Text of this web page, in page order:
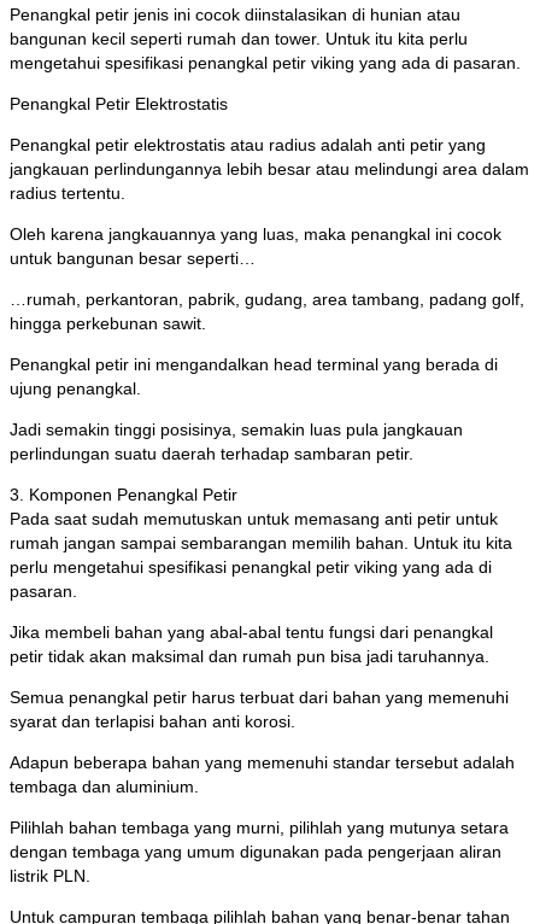
Penangkal petir jenis ini cocok diinstalasikan di hunian atau
bangunan kecil seperti rumah dan tower. Untuk itu kita perlu
mengetahui spesifikasi penangkal petir viking yang ada di pasaran.
Penangkal Petir Elektrostatis
Penangkal petir elektrostatis atau radius adalah anti petir yang
jangkauan perlindungannya lebih besar atau melindungi area dalam
radius tertentu.
Oleh karena jangkauannya yang luas, maka penangkal ini cocok
untuk bangunan besar seperti…
…rumah, perkantoran, pabrik, gudang, area tambang, padang golf,
hingga perkebunan sawit.
Penangkal petir ini mengandalkan head terminal yang berada di
ujung penangkal.
Jadi semakin tinggi posisinya, semakin luas pula jangkauan
perlindungan suatu daerah terhadap sambaran petir.
3. Komponen Penangkal Petir
Pada saat sudah memutuskan untuk memasang anti petir untuk
rumah jangan sampai sembarangan memilih bahan. Untuk itu kita
perlu mengetahui spesifikasi penangkal petir viking yang ada di
pasaran.
Jika membeli bahan yang abal-abal tentu fungsi dari penangkal
petir tidak akan maksimal dan rumah pun bisa jadi taruhannya.
Semua penangkal petir harus terbuat dari bahan yang memenuhi
syarat dan terlapisi bahan anti korosi.
Adapun beberapa bahan yang memenuhi standar tersebut adalah
tembaga dan aluminium.
Pilihlah bahan tembaga yang murni, pilihlah yang mutunya setara
dengan tembaga yang umum digunakan pada pengerjaan aliran
listrik PLN.
Untuk campuran tembaga pilihlah bahan yang benar-benar tahan